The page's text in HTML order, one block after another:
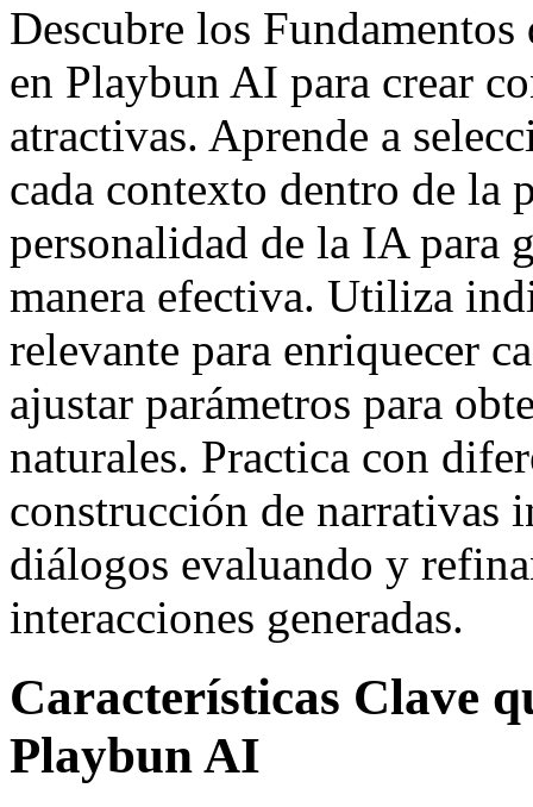
Descubre los
en Playbun AI para crear
atractivas. Aprende a
cada contexto dentro de la
personalidad de la IA para
manera efectiva. Utiliza
relevante para enriquecer
ajustar parámetros para
naturales. Practica con
construcción de narrativas
diálogos evaluando y
interacciones generadas.
Características Clave
Playbun AI